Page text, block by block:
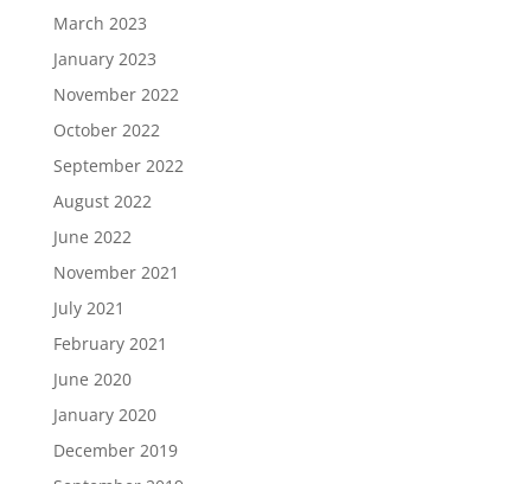
March 2023
January 2023
November 2022
October 2022
September 2022
August 2022
June 2022
November 2021
July 2021
February 2021
June 2020
January 2020
December 2019